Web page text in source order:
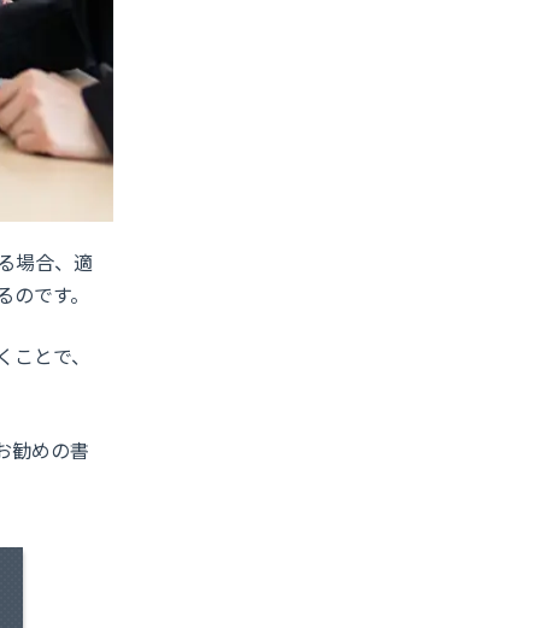
場合、適
です。
とで、
勧めの書